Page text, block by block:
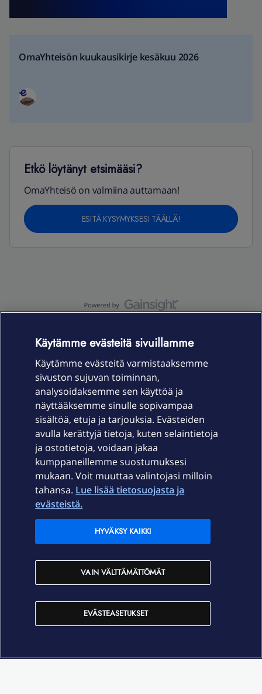
OmaYhteisön kuukausikirje kesäkuu 2026
Etkö löytänyt etsimääsi?
OmaYhteisö on valmiina auttamaan!
ESITÄ KYSYMYKSESI TÄÄLLÄ!
Laitteet & liittymät
Palvelut
Ajankohtaista
Elisa Oyj
In English
Käytämme evästeitä sivuillamme
Käytämme evästeitä varmistaaksemme
sivuston sujuvan toiminnan,
analysoidaksemme sen käyttöä ja
näyttääksemme sinulle sopivampaa
sisältöä, etuja ja tarjouksia. Evästeiden
avulla kerättyjä tietoja, kuten selaintietoja
ja ostotietoja, voidaan jakaa
kumppaneillemme suostumuksesi
mukaan. Voit muuttaa valintojasi milloin
tahansa. Lue lisää tietosuojasta ja
evästeistä.
EVÄSTEASETUKSET
VAIN VÄLTTÄMÄTTÖMÄT
HYVÄKSY KAIKKI